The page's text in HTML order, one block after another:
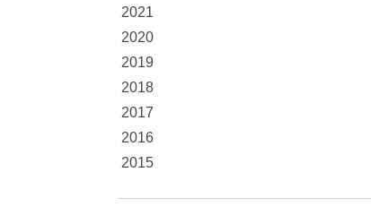
2021
2020
2019
2018
2017
2016
2015